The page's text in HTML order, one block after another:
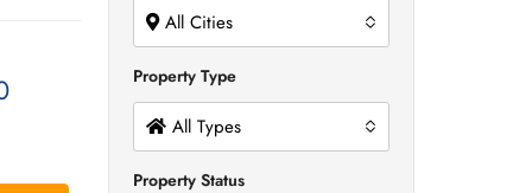
All Cities
Property Type
All Types
Property Status